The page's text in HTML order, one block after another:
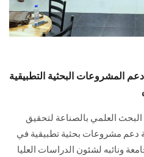
البحثية التطبيقية
العلمي بالصناعة لتحقيق
دعم مشروعات بحثية تطبيقية في
ونائبه لشئون الدراسات العليا